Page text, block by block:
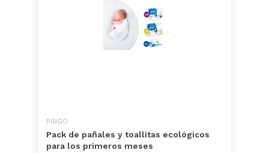
PINGO
Pack de pañales y toallitas ecológicos
para los primeros meses